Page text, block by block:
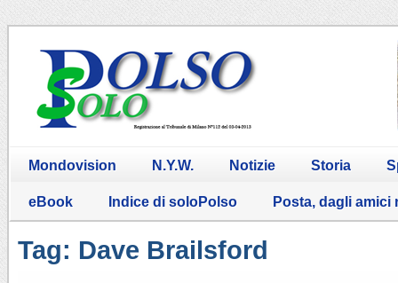
Mondovision N.Y.W. Notizie Storia
eBook Indice di soloPolso Posta, dagli amici
Tag: Dave Brailsford